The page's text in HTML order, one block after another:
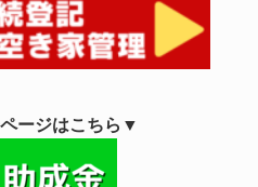
ージはこちら▼